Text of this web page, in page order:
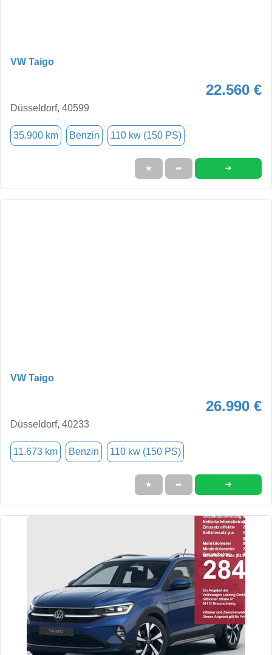
VW Taigo
22.560 €
Düsseldorf, 40599
35.900 km Benzin 110 kw (150 PS)
★ ➦ ➜
VW Taigo
26.990 €
Düsseldorf, 40233
11.673 km Benzin 110 kw (150 PS)
★ ➦ ➜